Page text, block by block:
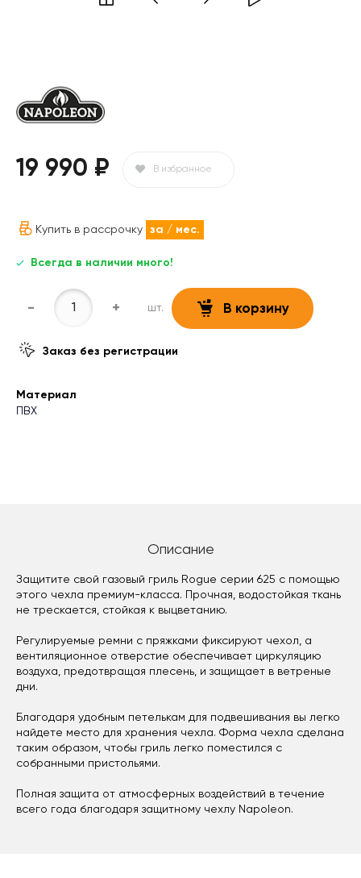
19 990 ₽ В избранное
Купить в рассрочку за / мес.
Всегда в наличии много!
- + шт. В корзину
Заказ без регистрации
Материал
ПВХ
Описание
Защитите свой газовый гриль Rogue серии 625 с помощью
этого чехла премиум-класса. Прочная, водостойкая ткань
не трескается, стойкая к выцветанию.
Регулируемые ремни с пряжками фиксируют чехол, а
вентиляционное отверстие обеспечивает циркуляцию
воздуха, предотвращая плесень, и защищает в ветреные
дни.
Благодаря удобным петелькам для подвешивания вы легко
найдете место для хранения чехла. Форма чехла сделана
таким образом, чтобы гриль легко поместился с
собранными пристольями.
Полная защита от атмосферных воздействий в течение
всего года благодаря защитному чехлу Napoleon.